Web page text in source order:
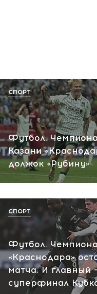
НАТО планирует и
руководит
России!
заявление хакеров
вчера, 10:07
Футбол.
Казани
должок «Рубину»
СПОРТ
Футбол.
«Краснодара»
матча. И главный
суперфинал
СПОРТ